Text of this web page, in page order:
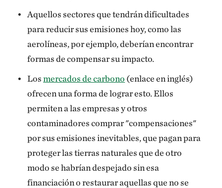
Aquellos sectores que tendrán dificultades
para reducir sus emisiones hoy, como las
aerolíneas, por ejemplo, deberían encontrar
formas de compensar su impacto.
Losmercados de carbono (enlace en inglés)
ofrecen una forma de lograr esto. Ellos
permiten a las empresas y otros
contaminadores comprar "compensaciones"
por sus emisiones inevitables, que pagan para
proteger las tierras naturales que de otro
modo se habrían despejado sin esa
financiación o restaurar aquellas que no se